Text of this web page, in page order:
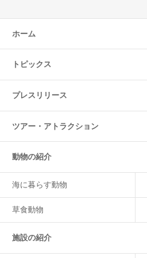
ホーム
トピックス
プレスリリース
ツアー・ アトラクション
動物の紹介
海に暮らす動物
草食動物
施設の紹介